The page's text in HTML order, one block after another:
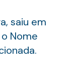
saiu em
Nome